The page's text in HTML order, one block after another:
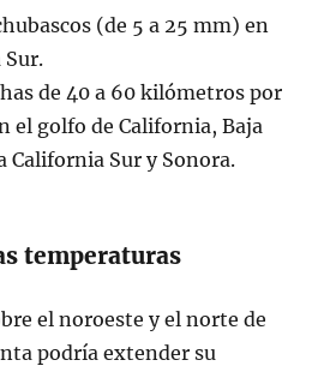
(de 5 a 25 mm) en
Sur.
de 40 a 60 kilómetros por
el golfo de California, Baja
California Sur y Sonora.
temperaturas
el noroeste y el norte de
podría extender su